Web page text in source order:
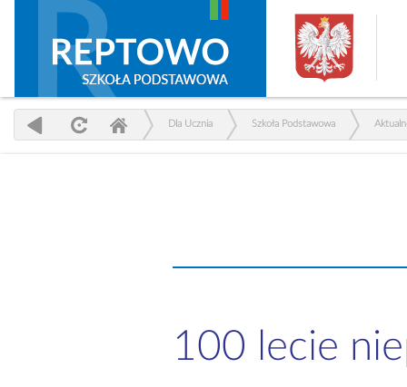
Dla Ucznia Szkoła Podstawowa
100 lecie